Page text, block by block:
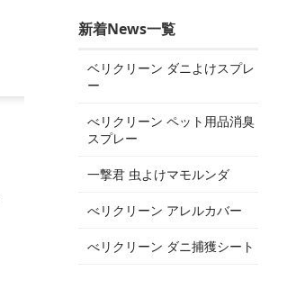
新着News一覧
ベリクリーン ダニよけスプレ
ー
べリクリーン ペット用品消臭
スプレー
一撃君 虫よけマモルンダ
べリクリーン アレルカバー
べリクリーン ダニ捕獲シート